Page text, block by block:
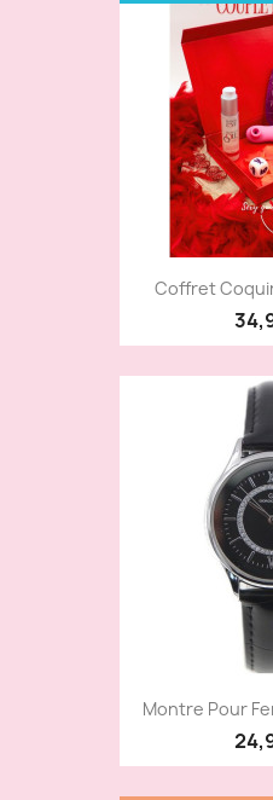
Coffret
Montre Pour